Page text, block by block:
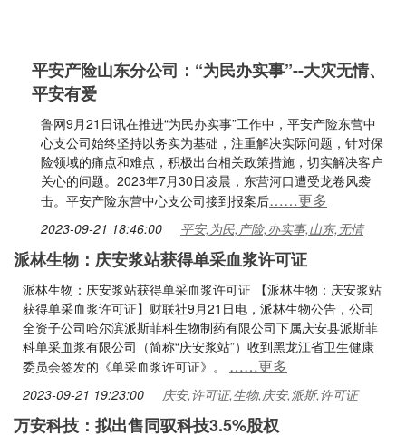
平安产险山东分公司：“为民办实事”--大灾无情、
平安有爱
鲁网9月21日讯在推进“为民办实事”工作中，平安产险东营中
心支公司始终坚持以务实为基础，注重解决实际问题，针对保
险领域的痛点和难点，积极出台相关政策措施，切实解决客户
关心的问题。2023年7月30日凌晨，东营河口遭受龙卷风袭
击。平安产险东营中心支公司接到报案后……更多
2023-09-21 18:46:00 平安,为民,产险,办实事,山东,无情
派林生物：庆安浆站获得单采血浆许可证
派林生物：庆安浆站获得单采血浆许可证 【派林生物：庆安浆站
获得单采血浆许可证】财联社9月21日电，派林生物公告，公司
全资子公司哈尔滨派斯菲科生物制药有限公司下属庆安县派斯菲
科单采血浆有限公司（简称“庆安浆站”）收到黑龙江省卫生健康
委员会签发的《单采血浆许可证》。 ……更多
2023-09-21 19:23:00 庆安,许可证,生物,庆安,派斯,许可证
万安科技：拟出售同驭科技3.5%股权